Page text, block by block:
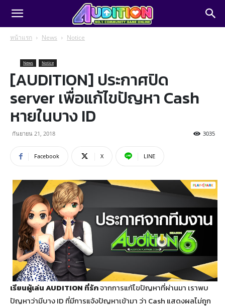
หน้าแรก News Notice
News Notice
[AUDITION] ประกาศปิด
server เพื่อแก้ไขปัญหา Cash
หายในบาง ID
กันยายน 21, 2018 3035
Facebook X LINE
เรียนผู้เล่น AUDITION ที่รักจากการแก้ไขปัญหาที่ผ่านมา เราพบ
ปัญหาว่ามีบาง ID ที่มีการแจ้งปัญหาเข้ามา ว่า Cash แสดงผลไม่ถูก